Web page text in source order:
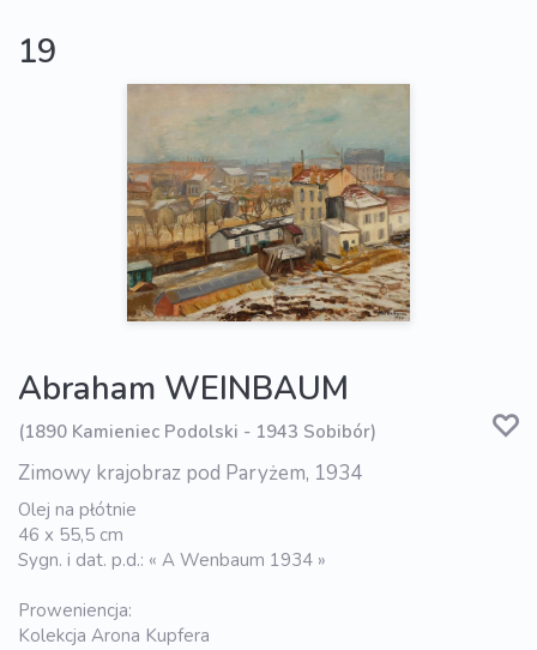
19
Abraham WEINBAUM
(1890 Kamieniec Podolski - 1943 Sobibór)
Zimowy krajobraz pod Paryżem, 1934
Olej na płótnie
46 x 55,5 cm
Sygn. i dat. p.d.: « A Wenbaum 1934 »
Proweniencja:
Kolekcja Arona Kupfera